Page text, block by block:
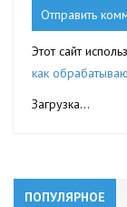
Этот сайт
как
Загрузка...
ПОПУЛЯРНОЕ